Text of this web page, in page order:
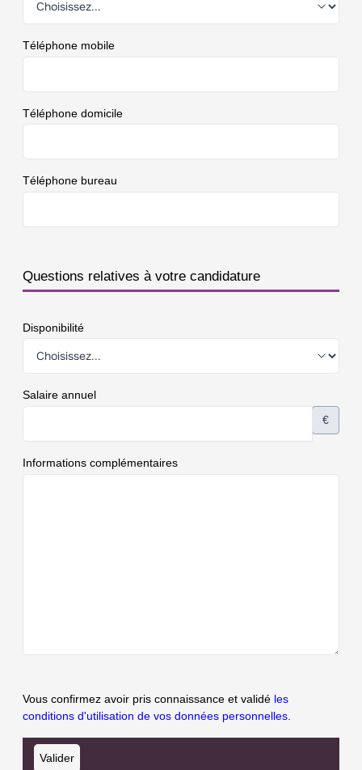
Téléphone mobile
Téléphone domicile
Téléphone bureau
Questions relatives à votre candidature
Disponibilité
Salaire annuel
€
Informations complémentaires
Vous confirmez avoir pris connaissance et validé les
conditions d'utilisation de vos données personnelles.